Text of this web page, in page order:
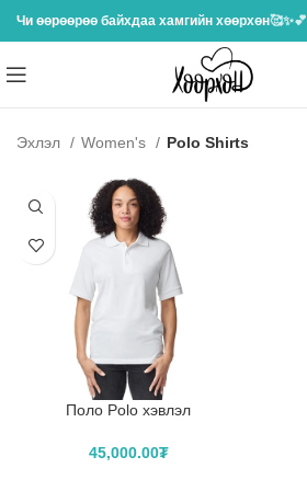
Чи өөрөөрөө байхдаа хамгийн хөөрхөн🥰✨💕
Эхлэл Women's Polo Shirts
Поло Polo хэвлэл
45,000.00₮